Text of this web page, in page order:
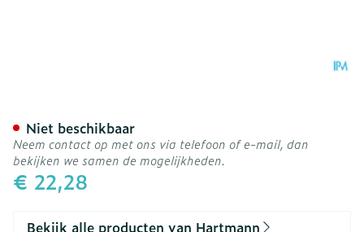
€ 22,28
Niet beschikbaar
Neem contact op met ons via telefoon of e-mail, dan
bekijken we samen de mogelijkheden.
Bekijk alle producten van Hartmann